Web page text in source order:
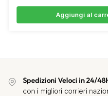
Aggiungi al
Spedizioni Veloci in 24/
con i migliori corrieri